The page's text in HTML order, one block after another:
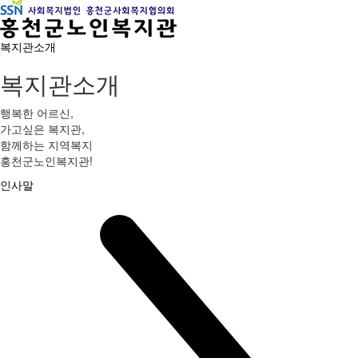
복지관소개
복지관소개
행복한 어르신,
가고싶은 복지관,
함께하는 지역복지
홍천군노인복지관!
인사말